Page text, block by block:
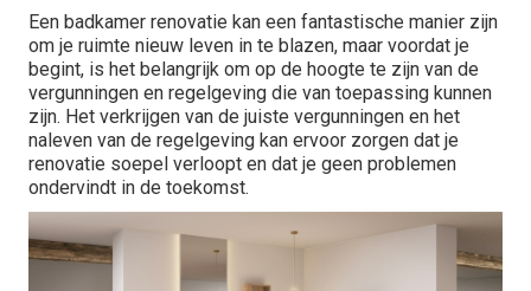
Een badkamer renovatie kan een fantastische manier zijn
om je ruimte nieuw leven in te blazen, maar voordat je
begint, is het belangrijk om op de hoogte te zijn van de
vergunningen en regelgeving die van toepassing kunnen
zijn. Het verkrijgen van de juiste vergunningen en het
naleven van de regelgeving kan ervoor zorgen dat je
renovatie soepel verloopt en dat je geen problemen
ondervindt in de toekomst.